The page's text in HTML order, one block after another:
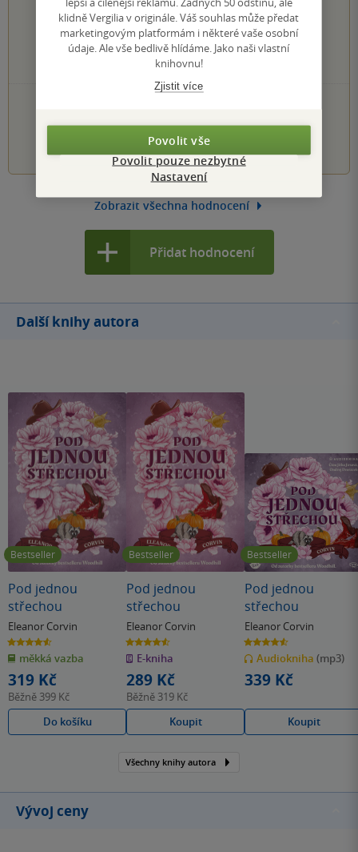
0×
4 hvězdičky
0×
3 hvězdičky
0×
2 hvězdičky
1 hvezdička
2 3 4 5
Zobrazit všechna hodnocení
Přidat hodnocení
Další knihy autora
Bestseller
Pod jednou
střechou
Eleanor Corvin
4.6
z
5
hvězdiček
měkká vazba
319 Kč
Běžně 399 Kč
Do košíku
Bestseller
Pod jednou
střechou
Eleanor Corvin
4.6
z
5
hvězdiček
E-kniha
289 Kč
Běžně 319 Kč
Koupit
Bestseller
Pod jednou
střechou
Eleanor Corvin
4.6
z
5
hvězdiček
Audiokniha (mp3)
339 Kč
Koupit
Všechny knihy autora
Vývoj ceny
klidně Vergilia v originále. Váš souhlas může předat
marketingovým platformám i některé vaše osobní
údaje. Ale vše bedlivě hlídáme. Jako naši vlastní
knihovnu!
Zjistit více
Povolit vše
Povolit pouze nezbytné
Nastavení